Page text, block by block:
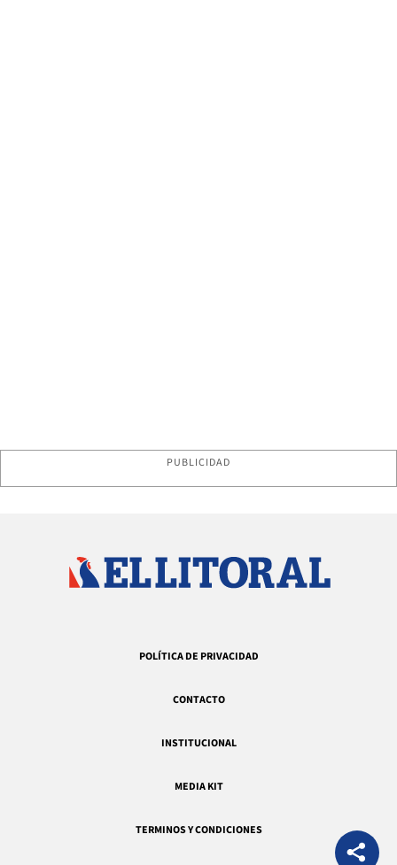
PUBLICIDAD
POLÍTICA DE PRIVACIDAD
CONTACTO
INSTITUCIONAL
MEDIA KIT
TERMINOS Y CONDICIONES